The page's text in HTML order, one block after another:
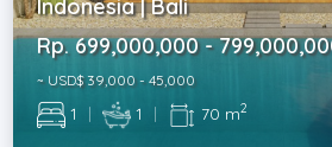
Indonesia | Bali
Rp. 699,000,000 -
~ USD$ 39,000 - 45,000
1 | 1 | 70 m2